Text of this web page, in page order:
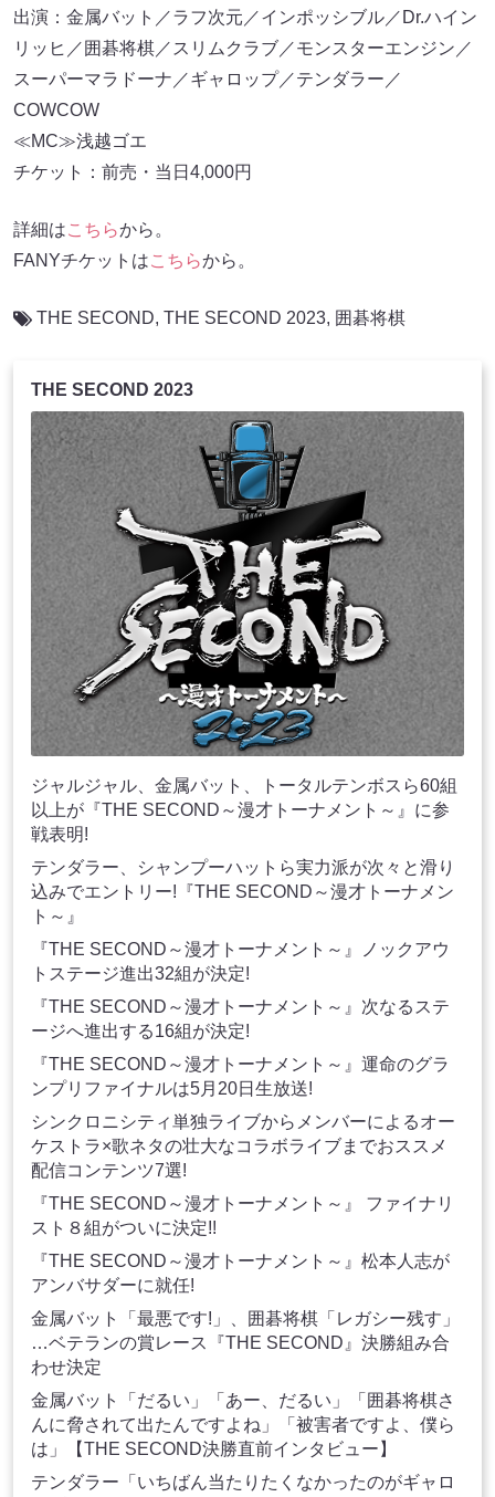
出演：金属バット／ラフ次元／インポッシブル／Dr.ハイン
リッヒ／囲碁将棋／スリムクラブ／モンスターエンジン／
スーパーマラドーナ／ギャロップ／テンダラー／
COWCOW
≪MC≫浅越ゴエ
チケット：前売・当日4,000円
詳細はこちらから。
FANYチケットはこちらから。
THE SECOND, THE SECOND 2023, 囲碁将棋
THE SECOND 2023
ジャルジャル、金属バット、トータルテンボスら60組
以上が『THE SECOND～漫才トーナメント～』に参
戦表明!
テンダラー、シャンプーハットら実力派が次々と滑り
込みでエントリー!『THE SECOND～漫才トーナメン
ト～』
『THE SECOND～漫才トーナメント～』ノックアウ
トステージ進出32組が決定!
『THE SECOND～漫才トーナメント～』次なるステ
ージへ進出する16組が決定!
『THE SECOND～漫才トーナメント～』運命のグラ
ンプリファイナルは5月20日生放送!
シンクロニシティ単独ライブからメンバーによるオー
ケストラ×歌ネタの壮⼤なコラボライブまでおススメ
配信コンテンツ7選!
『THE SECOND～漫才トーナメント～』 ファイナリ
スト８組がついに決定!!
『THE SECOND～漫才トーナメント～』松本人志が
アンバサダーに就任!
金属バット「最悪です!」、囲碁将棋「レガシー残す」
…ベテランの賞レース『THE SECOND』決勝組み合
わせ決定
金属バット「だるい」「あー、だるい」「囲碁将棋さ
んに脅されて出たんですよね」「被害者ですよ、僕ら
は」【THE SECOND決勝直前インタビュー】
テンダラー「いちばん当たりたくなかったのがギャロ